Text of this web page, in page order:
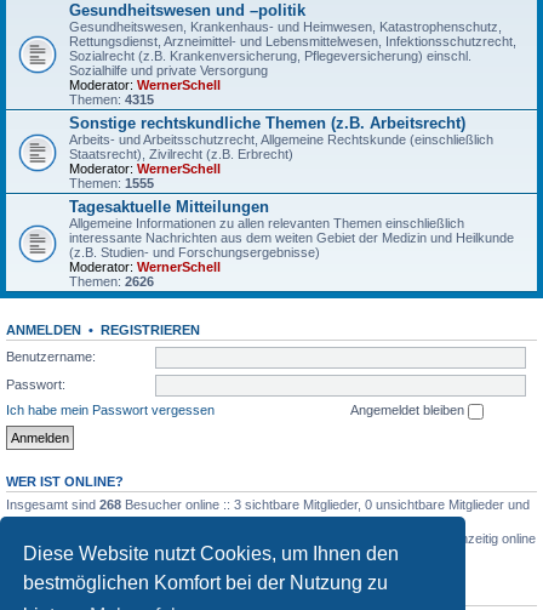
Diese Website nutzt Cookies, um Ihnen den
bestmöglichen Komfort bei der Nutzung zu
Gesundheitswesen und –politik
Gesundheitswesen, Krankenhaus- und Heimwesen, Katastrophenschutz,
Rettungsdienst, Arzneimittel- und Lebensmittelwesen, Infektionsschutzrecht,
Sozialrecht (z.B. Krankenversicherung, Pflegeversicherung) einschl.
Sozialhilfe und private Versorgung
Moderator: WernerSchell
Themen: 4315
Sonstige rechtskundliche Themen (z.B. Arbeitsrecht)
Arbeits- und Arbeitsschutzrecht, Allgemeine Rechtskunde (einschließlich
Staatsrecht), Zivilrecht (z.B. Erbrecht)
Moderator: WernerSchell
Themen: 1555
Tagesaktuelle Mitteilungen
Allgemeine Informationen zu allen relevanten Themen einschließlich
interessante Nachrichten aus dem weiten Gebiet der Medizin und Heilkunde
(z.B. Studien- und Forschungsergebnisse)
Moderator: WernerSchell
Themen: 2626
ANMELDEN • REGISTRIEREN
Benutzername:
Passwort:
Ich habe mein Passwort vergessen
Angemeldet bleiben
WER IST ONLINE?
Insgesamt sind 268 Besucher online :: 3 sichtbare Mitglieder, 0 unsichtbare Mitglieder und
265 Gäste (basierend auf den aktiven Besuchern der letzten 5 Minuten)
Besuchern, die am 03.03.2026, 04:26 gleichzeitig online
waren.